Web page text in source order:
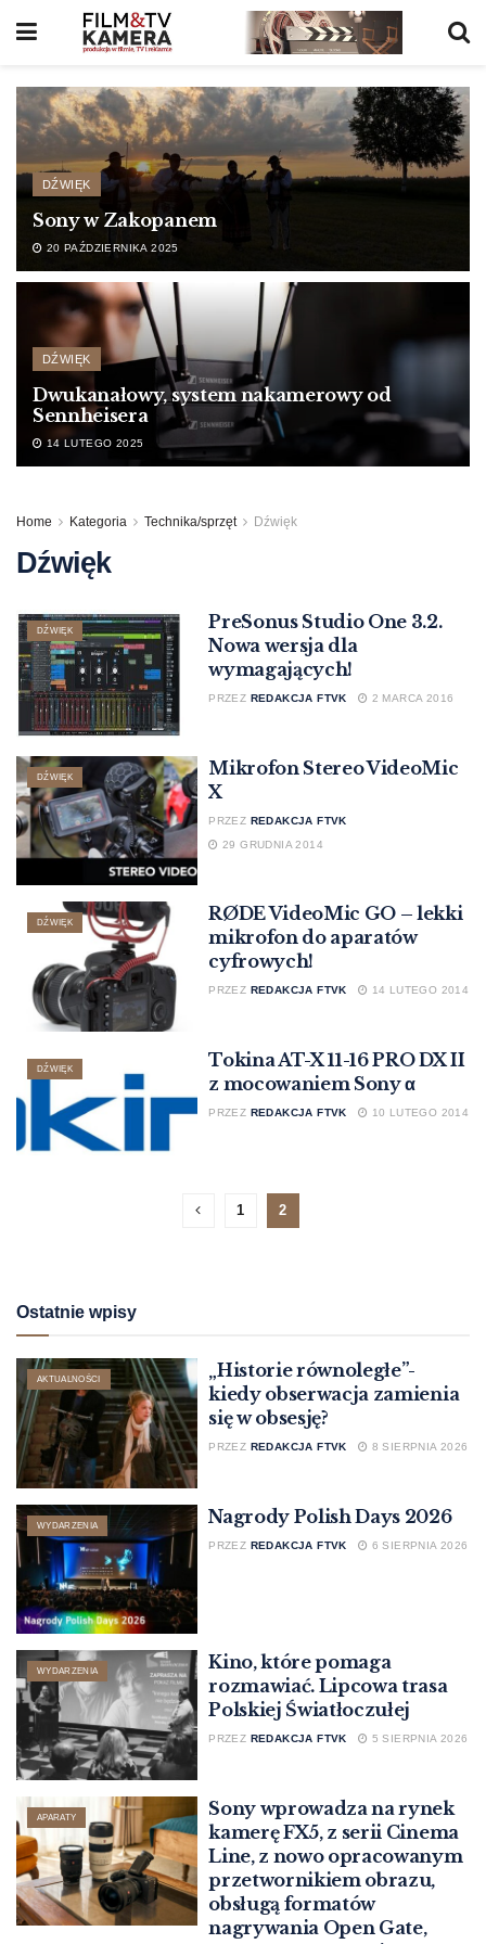
DŹWIĘK
Sony w Zakopanem
20 PAŹDZIERNIKA 2025
DŹWIĘK
Dwukanałowy, system nakamerowy od
Sennheisera
14 LUTEGO 2025
Home Kategoria Technika/sprzęt Dźwięk
Dźwięk
DŹWIĘK
PreSonus Studio One 3.2.
Nowa wersja dla
wymagających!
PRZEZ REDAKCJA FTVK 2 MARCA 2016
DŹWIĘK
Mikrofon Stereo VideoMic
X
PRZEZ REDAKCJA FTVK
29 GRUDNIA 2014
DŹWIĘK
RØDE VideoMic GO – lekki
mikrofon do aparatów
cyfrowych!
PRZEZ REDAKCJA FTVK 14 LUTEGO 2014
DŹWIĘK
Tokina AT-X 11-16 PRO DX II
z mocowaniem Sony α
PRZEZ REDAKCJA FTVK 10 LUTEGO 2014
1 2
Ostatnie wpisy
AKTUALNOŚCI
„Historie równoległe”-
kiedy obserwacja zamienia
się w obsesję?
PRZEZ REDAKCJA FTVK 8 SIERPNIA 2026
WYDARZENIA Nagrody Polish Days 2026
PRZEZ REDAKCJA FTVK 6 SIERPNIA 2026
WYDARZENIA
Kino, które pomaga
rozmawiać. Lipcowa trasa
Polskiej Światłoczułej
PRZEZ REDAKCJA FTVK 5 SIERPNIA 2026
APARATY
Sony wprowadza na rynek
kamerę FX5, z serii Cinema
Line, z nowo opracowanym
przetwornikiem obrazu,
obsługą formatów
nagrywania Open Gate,